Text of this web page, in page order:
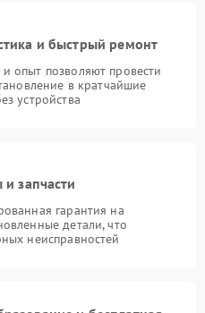
и быстрый ремонт
опыт позволяют провести
в кратчайшие
устройства
запчасти
гарантия на
детали, что
неисправностей